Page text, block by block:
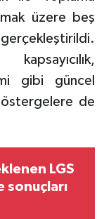
üzere beş
gibi güncel
de
LGS
sonuçları